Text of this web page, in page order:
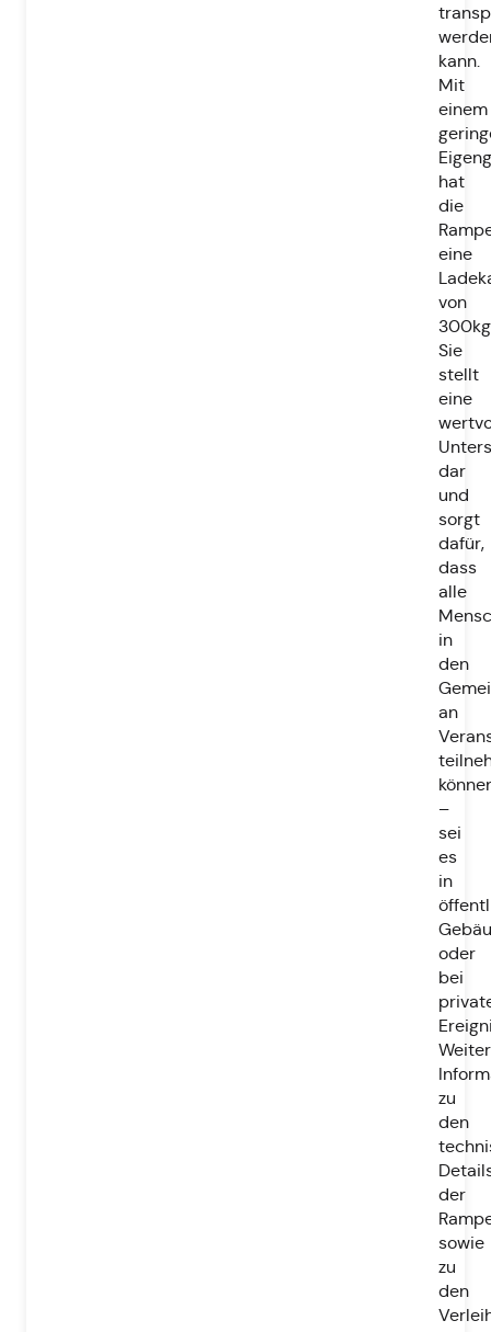
kann.
Mit
einem
hat
die
eine
von
Sie
stellt
eine
dar
und
sorgt
dafür,
dass
alle
in
den
an
–
sei
es
in
oder
bei
zu
den
der
sowie
zu
den